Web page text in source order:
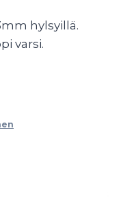
hylsyillä.
varsi.